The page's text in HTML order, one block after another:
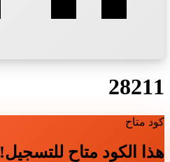
28211
كود متاح
هذا الكود متاح للتسجيل!